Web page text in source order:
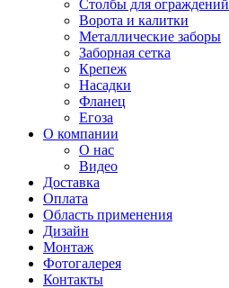
Столбы для ограждений
Ворота и калитки
Металлические заборы
Заборная сетка
Крепеж
Насадки
Фланец
Егоза
О компании
О нас
Видео
Доставка
Оплата
Область применения
Дизайн
Монтаж
Фотогалерея
Контакты